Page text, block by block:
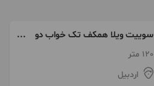
سوییت ویلا همکف تک خواب دو
خواب
120 متر
اردبیل